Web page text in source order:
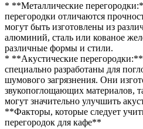
* **Металлические
перегородки отличаются
могут быть изготовлены из
алюминий, сталь или кованое
различные формы и стили.
* **Акустические
специально разработаны для
шумового загрязнения. Они
звукопоглощающих материалов,
могут значительно улучшить
**Факторы, которые следует
перегородок для кафе**